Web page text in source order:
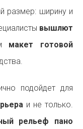
размер: ширину и
вышлют
макет готовой
подойдет для
и не только.
рельеф пано